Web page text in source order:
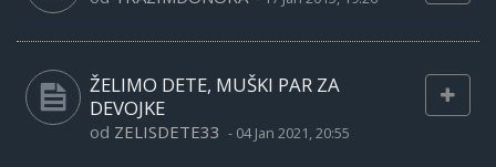
ŽELIMO DETE, MUŠKI PAR ZA
DEVOJKE
od ZELISDETE33 - 04 Jan 2021, 20:55